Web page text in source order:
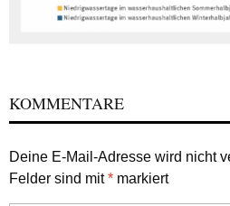
KOMMENTARE
Deine E-Mail-Adresse wird nicht
Felder sind mit* markiert